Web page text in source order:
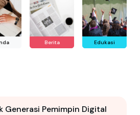
Berita Edukasi
Generasi Pemimpin Digital